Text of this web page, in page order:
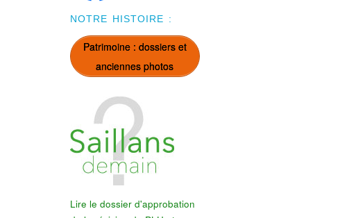
NOTRE HISTOIRE :
Patrimoine : dossiers et
anciennes photos
Lire le dossier d'approbation